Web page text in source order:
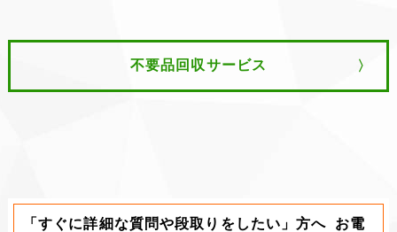
不要品回収サービス
「すぐに詳細な質問や段取りをしたい」方へ
お電